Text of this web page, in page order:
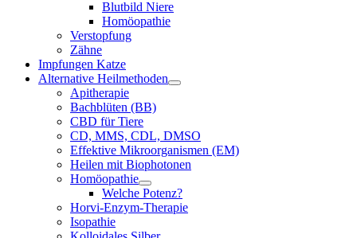
Blutbild Niere
Homöopathie
Verstopfung
Zähne
Impfungen Katze
Alternative Heilmethoden
Apitherapie
Bachblüten (BB)
CBD für Tiere
CD, MMS, CDL, DMSO
Effektive Mikroorganismen (EM)
Heilen mit Biophotonen
Homöopathie
Welche Potenz?
Horvi-Enzym-Therapie
Isopathie